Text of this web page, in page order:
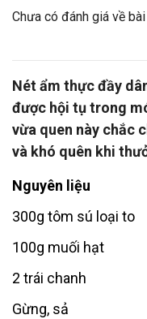
Chưa có đánh giá về
Nét ẩm thực đầy
được hội tụ trong
vừa quen này chắc
và khó quên khi
Nguyên liệu
300g tôm sú loại to
100g muối hạt
2 trái chanh
Gừng, sả